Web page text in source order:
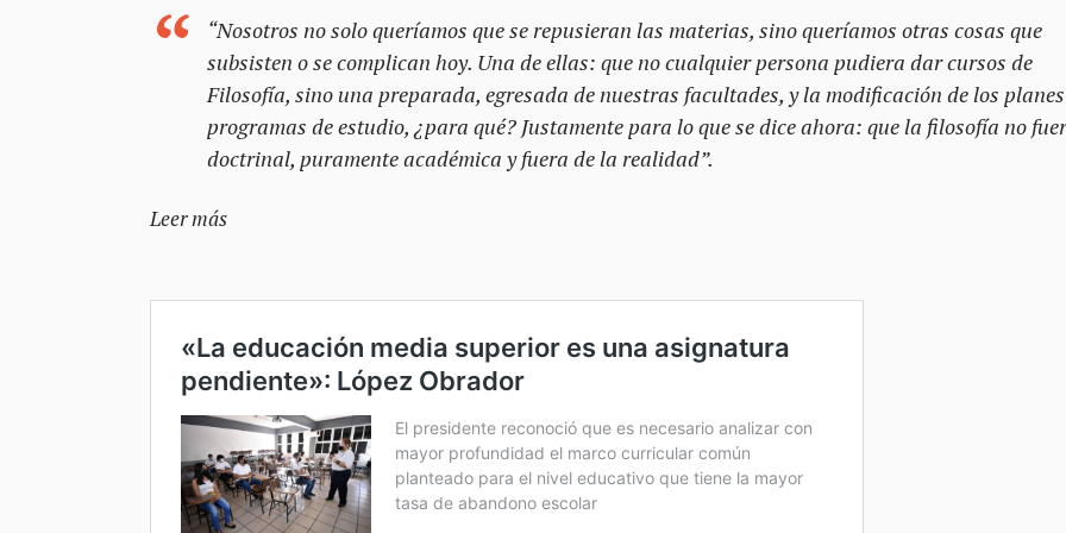
“Nosotros no solo queríamos que se repusieran las materias, sino queríamos otras cosas que
subsisten o se complican hoy. Una de ellas: que no cualquier persona pudiera dar cursos de
Filosofía, sino una preparada, egresada de nuestras facultades, y la modificación de los
programas de estudio, ¿para qué? Justamente para lo que se dice ahora: que la filosofía no
doctrinal, puramente académica y fuera de la realidad”.
Leer más